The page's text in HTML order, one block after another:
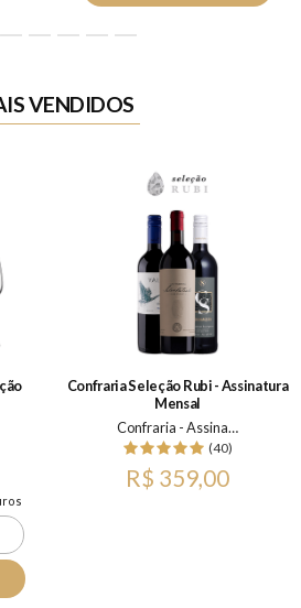
VENDIDOS
Confraria Seleção Rubi - Assinatura
Mensal
Confraria - Assinatura Mensal
(40)
R$ 359,00